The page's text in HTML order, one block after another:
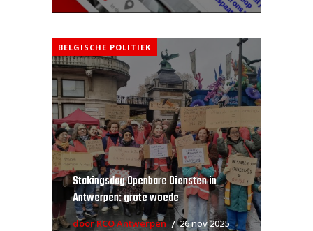
BELGISCHE POLITIEK
Stakingsdag Openbare Diensten in
Antwerpen: grote woede
door RCO Antwerpen 26 nov 2025